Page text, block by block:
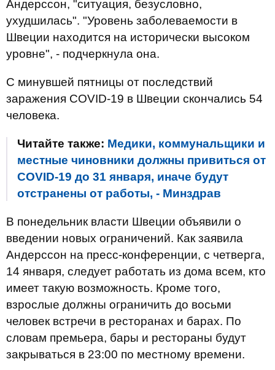
Андерссон, "ситуация, безусловно,
ухудшилась". "Уровень заболеваемости в
Швеции находится на исторически высоком
уровне", - подчеркнула она.
С минувшей пятницы от последствий
заражения COVID-19 в Швеции скончались 54
человека.
Читайте также: Медики, коммунальщики и
местные чиновники должны привиться от
COVID-19 до 31 января, иначе будут
отстранены от работы, - Минздрав
В понедельник власти Швеции объявили о
введении новых ограничений. Как заявила
Андерссон на пресс-конференции, с четверга,
14 января, следует работать из дома всем, кто
имеет такую ​​возможность. Кроме того,
взрослые должны ограничить до восьми
человек встречи в ресторанах и барах. По
словам премьера, бары и рестораны будут
закрываться в 23:00 по местному времени.